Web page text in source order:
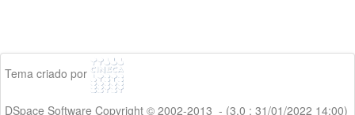
Tema criado por
DSpace Software Copyright © 2002-2013 - (3.0 : 31/01/2022 14:00)